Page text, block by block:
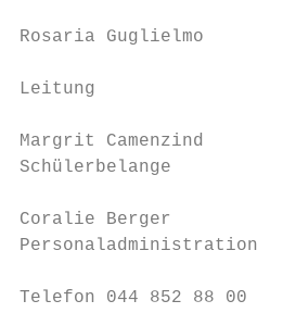
Rosaria Guglielmo
Leitung
Margrit Camenzind
Schülerbelange
Coralie Berger
Personaladministration
Telefon 044 852 88 00